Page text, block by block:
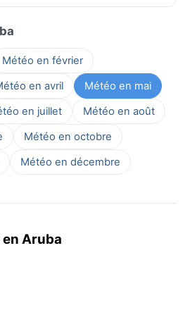
Météo en février
en avril
Météo en mai
en juillet
Météo en août
Météo en octobre
Météo en décembre
Aruba